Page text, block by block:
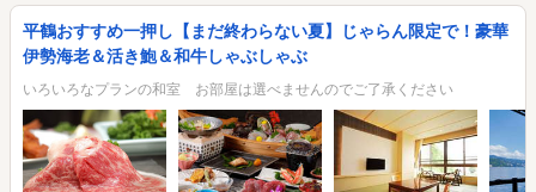
平鶴おすすめ一押し【まだ終わらない夏】じゃらん限定で！豪華
伊勢海老＆活き鮑＆和牛しゃぶしゃぶ
いろいろなプランの和室 お部屋は選べませんのでご了承ください